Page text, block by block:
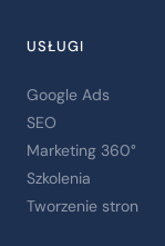
USŁUGI
Google Ads
SEO
Marketing 360°
Szkolenia
Tworzenie stron